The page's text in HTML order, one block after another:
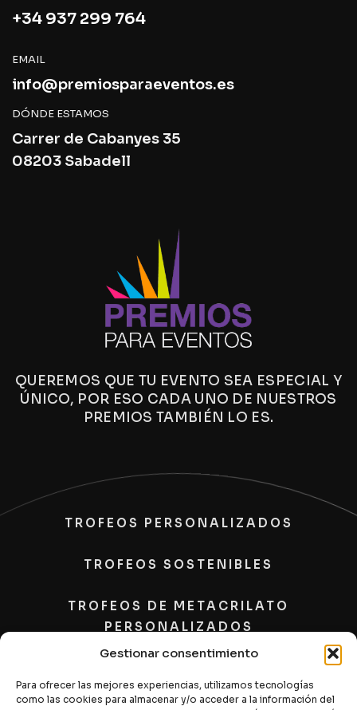
Gestionar consentimiento
Para ofrecer las mejores experiencias, utilizamos tecnologías
como las cookies para almacenar y/o acceder a la información del
+34 937 299 764
EMAIL
info@premiosparaeventos.es
DÓNDE ESTAMOS
Carrer de Cabanyes 35
08203 Sabadell
QUEREMOS QUE TU EVENTO SEA ESPECIAL Y
ÚNICO, POR ESO CADA UNO DE NUESTROS
PREMIOS TAMBIÉN LO ES.
TROFEOS PERSONALIZADOS
TROFEOS SOSTENIBLES
TROFEOS DE METACRILATO
PERSONALIZADOS